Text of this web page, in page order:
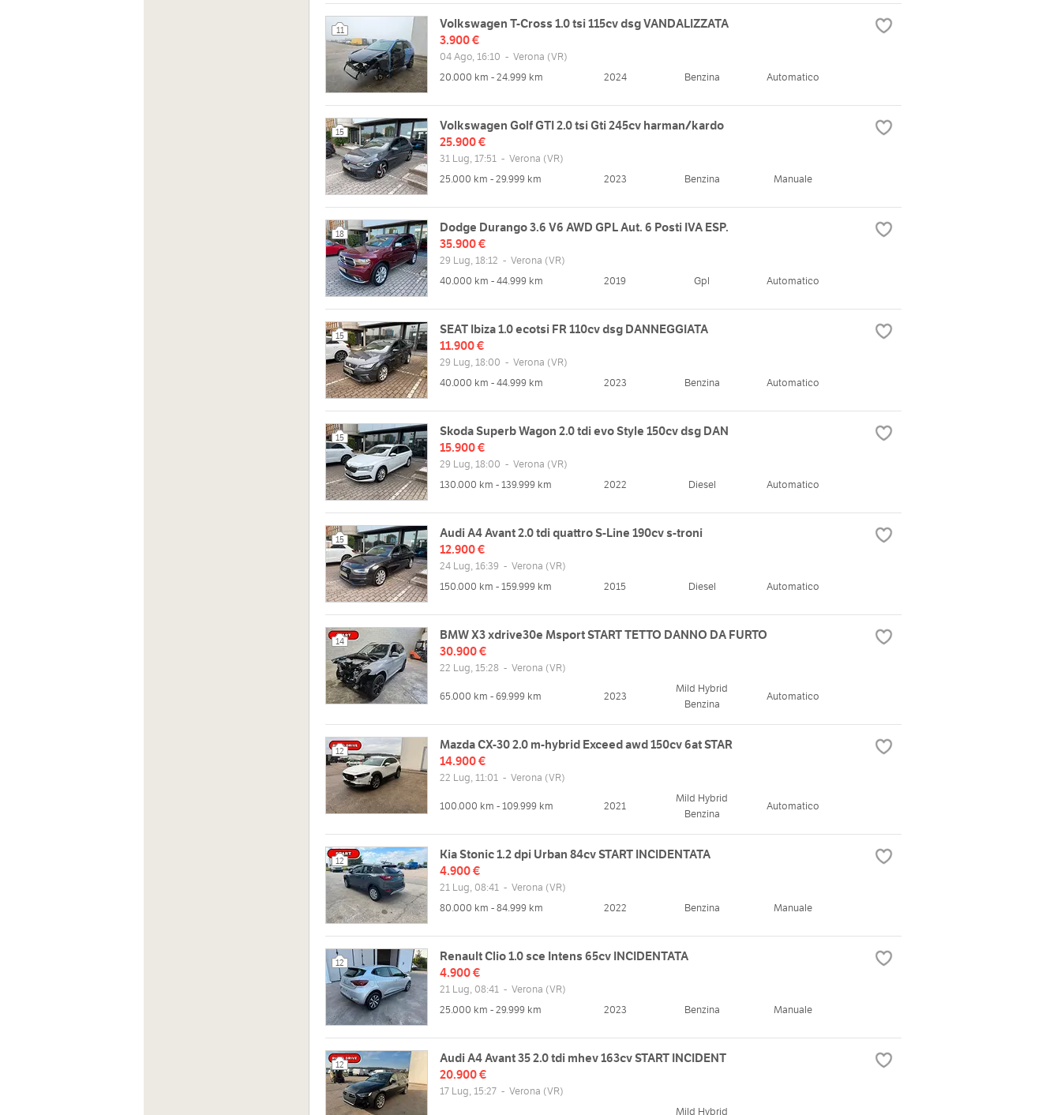
11
Volkswagen T-Cross 1.0 tsi 115cv dsg VANDALIZZATA
3.900 €
04 Ago, 16:10 - Verona (VR)
20.000 km - 24.999 km
2024 Benzina Automatico
15
Volkswagen Golf GTI 2.0 tsi Gti 245cv harman/kardo
25.900 €
31 Lug, 17:51 - Verona (VR)
25.000 km - 29.999 km
2023 Benzina Manuale
18
Dodge Durango 3.6 V6 AWD GPL Aut. 6 Posti IVA ESP.
35.900 €
29 Lug, 18:12 - Verona (VR)
40.000 km - 44.999 km
2019 Gpl Automatico
15
SEAT Ibiza 1.0 ecotsi FR 110cv dsg DANNEGGIATA
11.900 €
29 Lug, 18:00 - Verona (VR)
40.000 km - 44.999 km
2023 Benzina Automatico
15
Skoda Superb Wagon 2.0 tdi evo Style 150cv dsg DAN
15.900 €
29 Lug, 18:00 - Verona (VR)
130.000 km - 139.999 km
2022 Diesel Automatico
15
Audi A4 Avant 2.0 tdi quattro S-Line 190cv s-troni
12.900 €
24 Lug, 16:39 - Verona (VR)
150.000 km - 159.999 km
2015 Diesel Automatico
14
BMW X3 xdrive30e Msport START TETTO DANNO DA FURTO
30.900 €
22 Lug, 15:28 - Verona (VR)
65.000 km - 69.999 km 2023
Mild Hybrid
Benzina
Automatico
12
Mazda CX-30 2.0 m-hybrid Exceed awd 150cv 6at STAR
14.900 €
22 Lug, 11:01 - Verona (VR)
100.000 km - 109.999 km 2021
Mild Hybrid
Benzina
Automatico
12
Kia Stonic 1.2 dpi Urban 84cv START INCIDENTATA
4.900 €
21 Lug, 08:41 - Verona (VR)
80.000 km - 84.999 km
2022 Benzina Manuale
12
Renault Clio 1.0 sce Intens 65cv INCIDENTATA
4.900 €
21 Lug, 08:41 - Verona (VR)
25.000 km - 29.999 km
2023 Benzina Manuale
12
Audi A4 Avant 35 2.0 tdi mhev 163cv START INCIDENT
20.900 €
17 Lug, 15:27 - Verona (VR)
Mild Hybrid